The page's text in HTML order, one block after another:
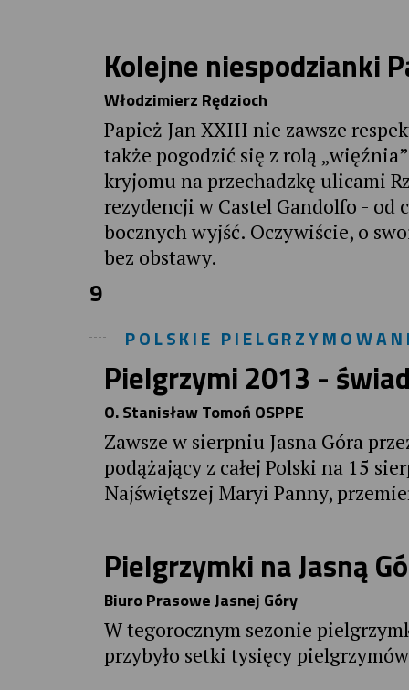
Kolejne niespodzianki
Włodzimierz Rędzioch
Papież Jan XXIII nie zawsze
także pogodzić się z rolą
kryjomu na przechadzkę ulicami
rezydencji w Castel Gandolfo - od
bocznych wyjść. Oczywiście, o
bez obstawy.
9
POLSKIE
Pielgrzymi 2013 -
O. Stanisław Tomoń OSPPE
Zawsze w sierpniu Jasna Góra
podążający z całej Polski na 15
Najświętszej Maryi Panny,
Pielgrzymki na Jasną
Biuro Prasowe Jasnej Góry
W tegorocznym sezonie
przybyło setki tysięcy